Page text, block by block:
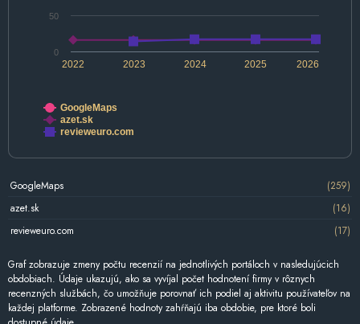
2022 2024 2026
2023 2025
0
50
GoogleMaps
azet.sk
revieweuro.com
GoogleMaps
(259)
azet.sk
(16)
revieweuro.com
(17)
Graf zobrazuje zmeny počtu recenzií na jednotlivých portáloch v nasledujúcich
obdobiach. Údaje ukazujú, ako sa vyvíjal počet hodnotení firmy v rôznych
recenzných službách, čo umožňuje porovnať ich podiel aj aktivitu používateľov na
každej platforme. Zobrazené hodnoty zahŕňajú iba obdobie, pre ktoré boli